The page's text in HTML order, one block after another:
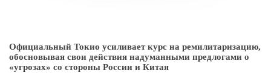
Официальный Токио усиливает курс на ремилитаризацию,
обосновывая свои действия надуманными предлогами о
«угрозах» со стороны России и Китая